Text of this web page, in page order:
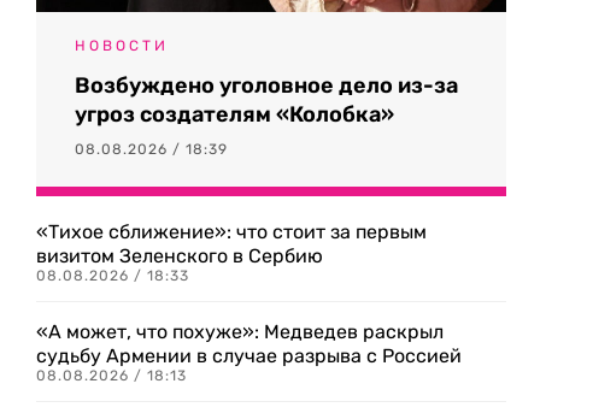
НОВОСТИ
Возбуждено уголовное дело из-за
угроз создателям «Колобка»
08.08.2026 / 18:39
«Тихое сближение»: что стоит за первым
визитом Зеленского в Сербию
08.08.2026 / 18:33
«А может, что похуже»: Медведев раскрыл
судьбу Армении в случае разрыва с Россией
08.08.2026 / 18:13